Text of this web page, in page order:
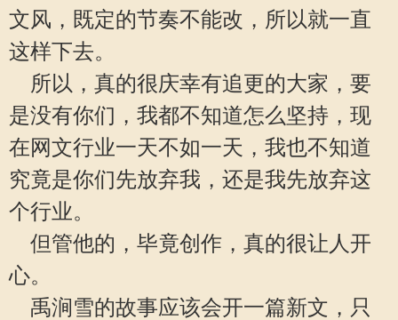
文风，既定的节奏不能改，所以就一直
这样下去。
所以，真的很庆幸有追更的大家，要
是没有你们，我都不知道怎么坚持，现
在网文行业一天不如一天，我也不知道
究竟是你们先放弃我，还是我先放弃这
个行业。
但管他的，毕竟创作，真的很让人开
心。
禹涧雪的故事应该会开一篇新文，只